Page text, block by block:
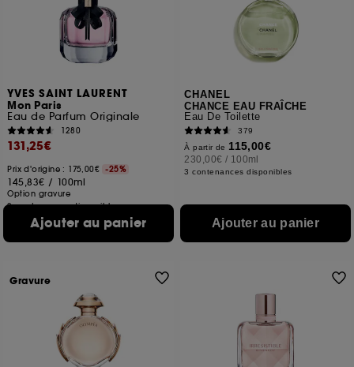
YVES SAINT LAURENT
Mon Paris
Eau de Parfum Originale
1280
131,25€
Prix d'origine : 175,00€ -25%
145,83€ / 100ml
Option gravure
2 contenances disponibles
Ajouter au panier
CHANEL
CHANCE EAU FRAÎCHE
Eau De Toilette
379
À partir de 115,00€
230,00€ / 100ml
3 contenances disponibles
Ajouter au panier
Gravure